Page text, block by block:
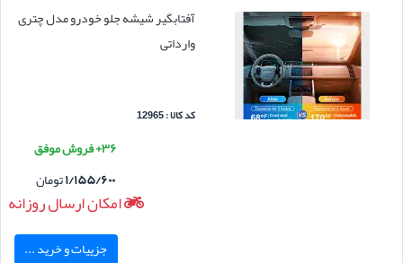
آفتابگیر شیشه جلو خودرو مدل چتری
وارداتی
کد کالا : 12965
۳۶+ فروش موفق
۱/۱۵۵/۶۰۰تومان
امکان ارسال روزانه
جزییات و خرید ...